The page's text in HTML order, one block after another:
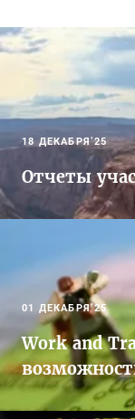
18 ДЕКАБРЯ’25
Отчеты
01 ДЕКАБРЯ’25
Work and